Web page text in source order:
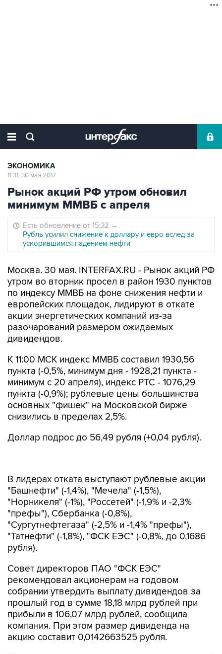
ЭКОНОМИКА
11:31, 30 мая 2017
Рынок акций РФ утром обновил
минимум ММВБ с апреля
Есть обновление от 15:32 →
Рубль усилил снижение к доллару и евро вслед за
ускорившимся падением нефти
Москва. 30 мая. INTERFAX.RU - Рынок акций РФ
утром во вторник просел в район 1930 пунктов
по индексу ММВБ на фоне снижения нефти и
европейских площадок, лидируют в откате
акции энергетических компаний из-за
разочарований размером ожидаемых
дивидендов.
К 11:00 МСК индекс ММВБ составил 1930,56
пункта (-0,5%, минимум дня - 1928,21 пункта -
минимум с 20 апреля), индекс РТС - 1076,29
пункта (-0,9%); рублевые цены большинства
основных "фишек" на Московской бирже
снизились в пределах 2,5%.
Доллар подрос до 56,49 рубля (+0,04 рубля).
"Норникеля" (-1%), "Россетей" (-1,9% и -2,3%
"префы"), Сбербанка (-0,8%),
"Сургутнефтегаза" (-2,5% и -1,4% "префы"),
"Татнефти" (-1,8%), "ФСК ЕЭС" (-0,8%, до 0,1686
рубля).
Совет директоров ПАО "ФСК ЕЭС"
собрании утвердить выплату дивидендов за
прошлый год в сумме 18,18 млрд рублей при
прибыли в 106,07 млрд рублей, сообщила
компания. При этом размер дивиденда на
акцию составит 0,0142663525 рубля.
Также совет рекомендовал выплату за первый